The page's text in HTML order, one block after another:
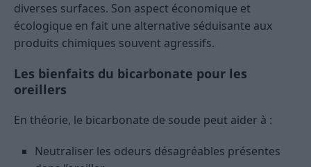
diverses surfaces. Son aspect économique et
écologique en fait une alternative séduisante aux
produits chimiques souvent agressifs.
Les bienfaits du bicarbonate pour les
oreillers
En théorie, le bicarbonate de soude peut aider à :
Neutraliser les odeurs désagréables présentes